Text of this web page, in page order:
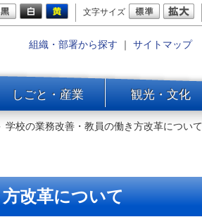
文字サイズ
組織・部署から探す ｜ サイトマップ
しごと・産業 観光・文化
学校の業務改善・教員の働き方改革について
改革について